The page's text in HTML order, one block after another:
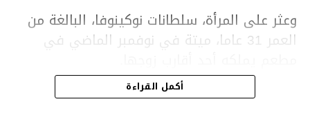
وعثر على المرأة، سلطانات نوكينوفا، البالغة من
العمر 31 عاما، ميتة في نوفمبر الماضي في
ووفقا لتقرير الطبيب الشرعي، توفيت نوكينوفا
أكمل القراءة